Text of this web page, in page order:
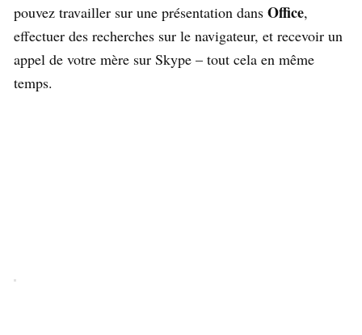
pouvez travailler sur une présentation dans Office,
effectuer des recherches sur le navigateur, et recevoir un
appel de votre mère sur Skype – tout cela en même
temps.